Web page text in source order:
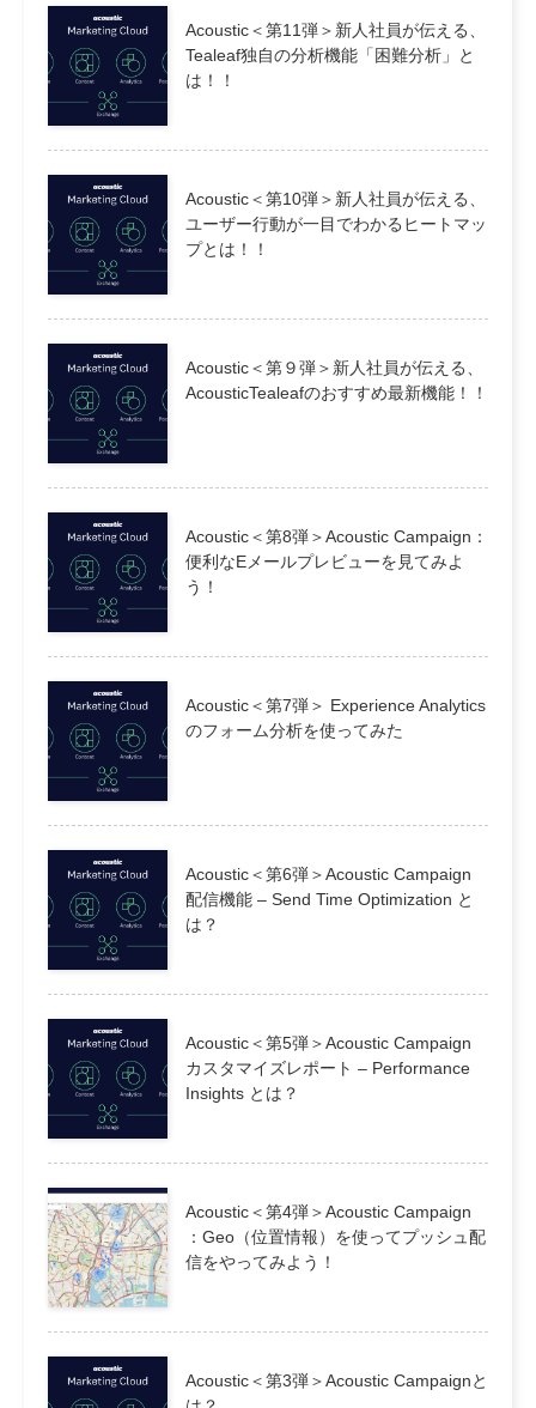
Acoustic＜第11弾＞新人社員が伝える、
Tealeaf独自の分析機能「困難分析」と
は！！
Acoustic＜第10弾＞新人社員が伝える、
ユーザー行動が一目でわかるヒートマッ
プとは！！
Acoustic＜第９弾＞新人社員が伝える、
AcousticTealeafのおすすめ最新機能！！
Acoustic＜第8弾＞Acoustic Campaign：
便利なEメールプレビューを見てみよ
う！
Acoustic＜第7弾＞ Experience Analytics
のフォーム分析を使ってみた
Acoustic＜第6弾＞Acoustic Campaign
配信機能 – Send Time Optimization と
は？
Acoustic＜第5弾＞Acoustic Campaign
カスタマイズレポート – Performance
Insights とは？
Acoustic＜第4弾＞Acoustic Campaign
：Geo（位置情報）を使ってプッシュ配
信をやってみよう！
Acoustic＜第3弾＞Acoustic Campaignと